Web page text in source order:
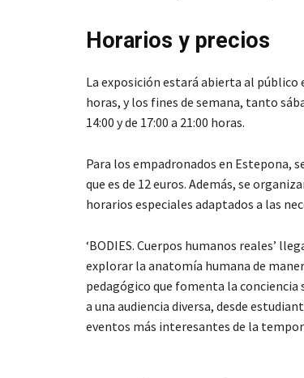
Horarios y precios
La exposición estará abierta al público
horas, y los fines de semana, tanto
14:00 y de 17:00 a 21:00 horas.
Para los empadronados en Estepona,
que es de 12 euros. Además, se
horarios especiales adaptados a las
‘BODIES. Cuerpos humanos reales’
explorar la anatomía humana de
pedagógico que fomenta la
a una audiencia diversa, desde
eventos más interesantes de la